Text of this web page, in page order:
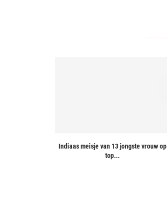
Indiaas meisje van 13 jongste vrouw op
top...